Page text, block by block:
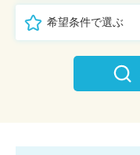
希望条件で選ぶ